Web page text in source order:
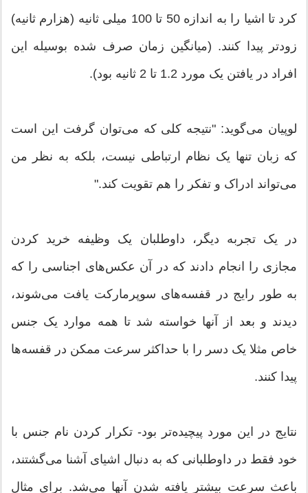
کرد تا اشیا را به اندازه 50 تا 100 میلی ثانیه (هزارم ثانیه)
زودتر پیدا کنند. (میانگین زمان صرف شده بوسیله این
افراد در یافتن یک مورد 1.2 تا 2 ثانیه بود).
لوپیان می‌گوید: "نتیجه کلی که می‌توان گرفت این است
که زبان تنها یک نظام ارتباطی نیست، بلکه به نظر من
می‌تواند ادراک و تفکر را هم تقویت کند."
در یک تجربه دیگر، داوطلبان یک وظیفه خرید کردن
مجازی را انجام دادند که در آن عکس‌های اجناسی را که
به طور رایج در قفسه‌های سوپرمارکت یافت می‌شوند،
دیدند و بعد از آنها خواسته شد تا همه موارد یک جنس
خاص مثلا یک دسر را با حداکثر سرعت ممکن در قفسه‌ها
پیدا کنند.
نتایج در این مورد پیچیده‌تر بود- تکرار کردن نام جنس با
خود فقط در داوطلبانی که به دنبال اشیای آشنا می‌گشتند،
باعث سرعت بیشتر یافته شدن آنها می‌شد. برای مثال